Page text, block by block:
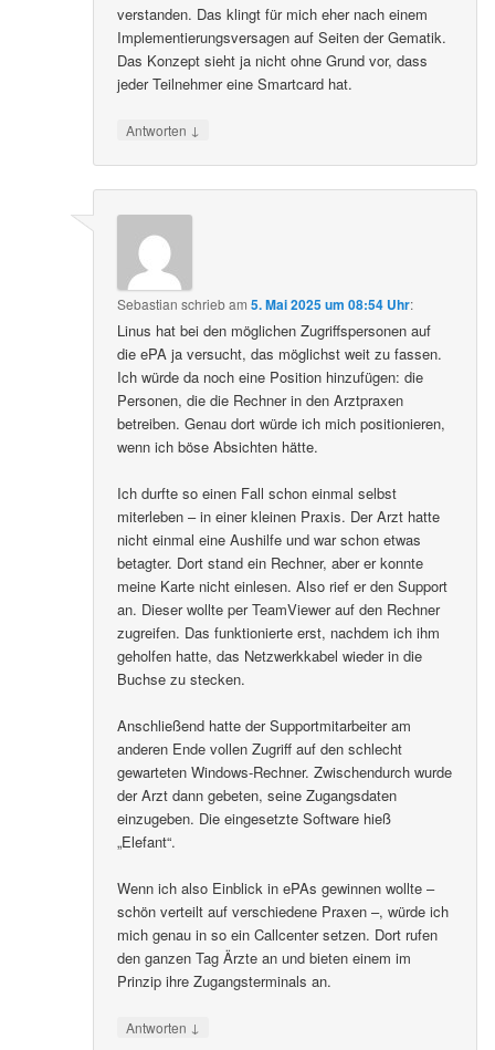
verstanden. Das klingt für mich eher nach einem
Implementierungsversagen auf Seiten der Gematik.
Das Konzept sieht ja nicht ohne Grund vor, dass
jeder Teilnehmer eine Smartcard hat.
Antworten ↓
Sebastian schriebam5. Mai 2025 um 08:54 Uhr:
Linus hat bei den möglichen Zugriffspersonen auf
die ePA ja versucht, das möglichst weit zu fassen.
Ich würde da noch eine Position hinzufügen: die
Personen, die die Rechner in den Arztpraxen
betreiben. Genau dort würde ich mich positionieren,
wenn ich böse Absichten hätte.
Ich durfte so einen Fall schon einmal selbst
miterleben – in einer kleinen Praxis. Der Arzt hatte
nicht einmal eine Aushilfe und war schon etwas
betagter. Dort stand ein Rechner, aber er konnte
meine Karte nicht einlesen. Also rief er den Support
an. Dieser wollte per TeamViewer auf den Rechner
zugreifen. Das funktionierte erst, nachdem ich ihm
geholfen hatte, das Netzwerkkabel wieder in die
Buchse zu stecken.
Anschließend hatte der Supportmitarbeiter am
anderen Ende vollen Zugriff auf den schlecht
gewarteten Windows-Rechner. Zwischendurch wurde
der Arzt dann gebeten, seine Zugangsdaten
einzugeben. Die eingesetzte Software hieß
„Elefant“.
Wenn ich also Einblick in ePAs gewinnen wollte –
schön verteilt auf verschiedene Praxen –, würde ich
mich genau in so ein Callcenter setzen. Dort rufen
den ganzen Tag Ärzte an und bieten einem im
Prinzip ihre Zugangsterminals an.
Antworten ↓